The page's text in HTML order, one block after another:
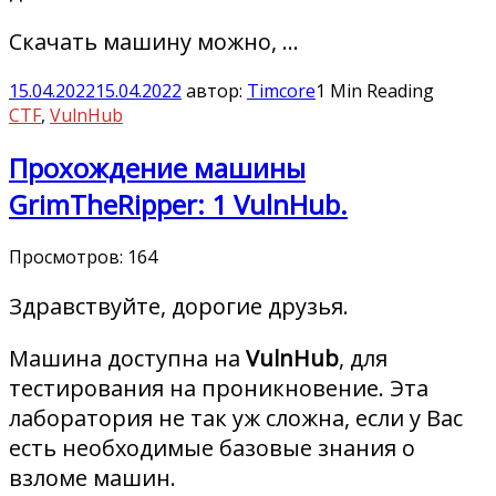
Скачать машину можно, …
15.04.202215.04.2022 автор: Timcore1 Min Reading
CTF, VulnHub
Прохождение машины
GrimTheRipper: 1 VulnHub.
Просмотров: 164
Здравствуйте, дорогие друзья.
Машина доступна на VulnHub, для
тестирования на проникновение. Эта
лаборатория не так уж сложна, если у Вас
есть необходимые базовые знания о
взломе машин.